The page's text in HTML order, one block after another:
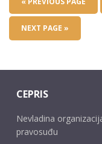
NEXT PAGE »
CEPRIS
Nevladina
pravosuđu